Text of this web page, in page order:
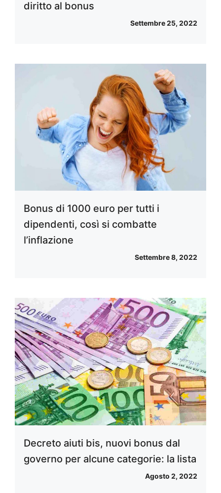
diritto al bonus
Settembre 25, 2022
Bonus di 1000 euro per tutti i
dipendenti, così si combatte
l’inflazione
Settembre 8, 2022
Decreto aiuti bis, nuovi bonus dal
governo per alcune categorie: la lista
Agosto 2, 2022